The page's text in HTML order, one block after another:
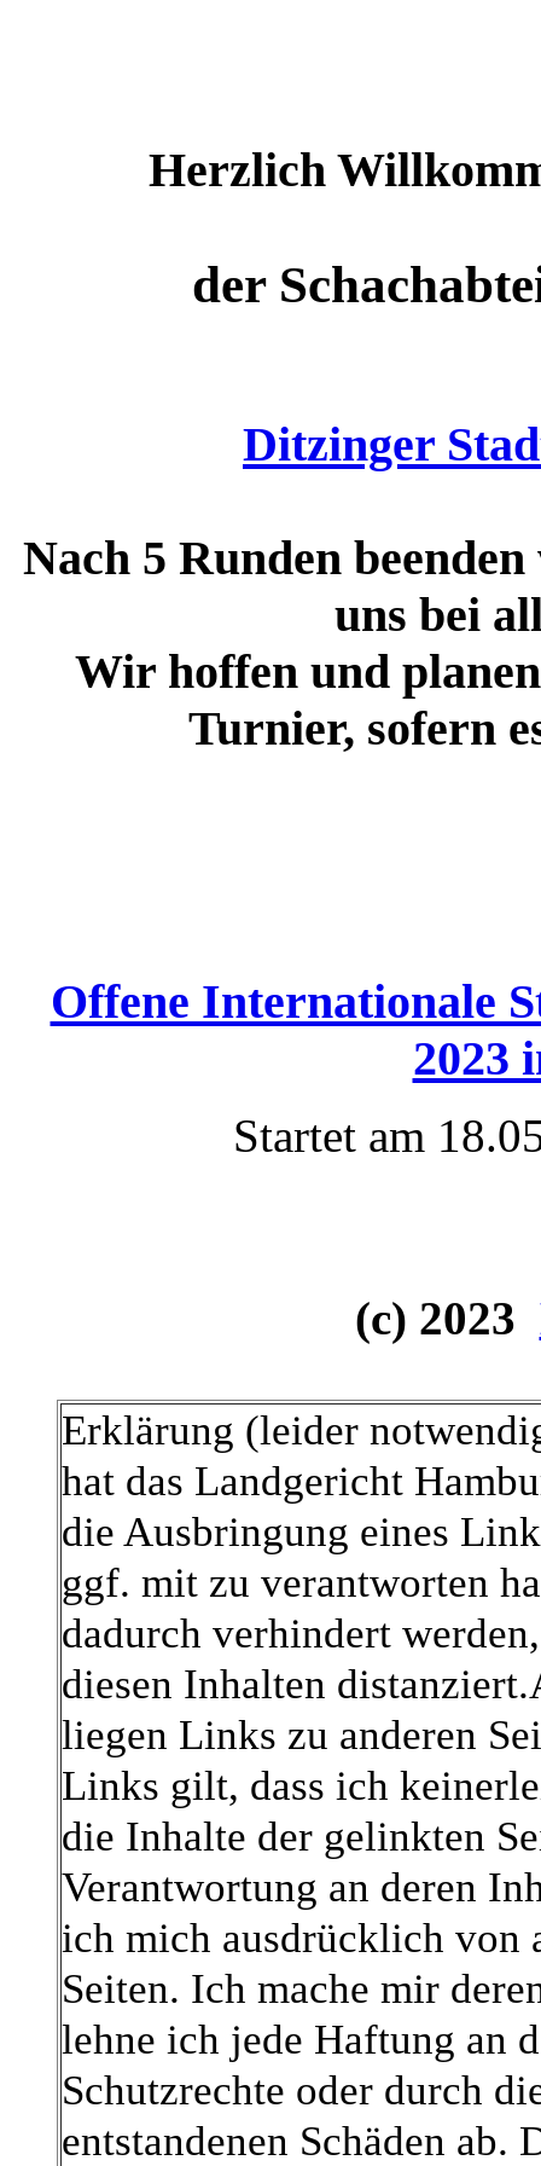
Herzlich
der
Ditzinger
Nach 5 Runden
uns bei
Wir hoffen und
Turnier, sofern
Offene Internationale
2023
Startet am
(c) 2023
Erklärung (leider
hat das Landgericht
die Ausbringung eines
ggf. mit zu verantworten
dadurch verhindert
diesen Inhalten
liegen Links zu anderen
Links gilt, dass ich
die Inhalte der gelinkten
Verantwortung an deren
ich mich ausdrücklich von
Seiten. Ich mache mir
lehne ich jede Haftung an
Schutzrechte oder durch
entstandenen Schäden